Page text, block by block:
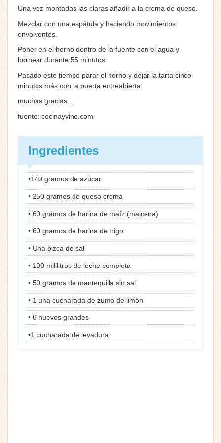
Una vez montadas las claras añadir a la crema de queso.
Mezclar con una espátula y haciendo movimientos
envolventes.
Poner en el horno dentro de la fuente con el agua y
hornear durante 55 minutos.
Pasado este tiempo parar el horno y dejar la tarta cinco
minutos más con la puerta entreabierta.
muchas gracias…
fuente: cocinayvino.com
Ingredientes
•140 gramos de azúcar
• 250 gramos de queso crema
• 60 gramos de harina de maíz (maicena)
• 60 gramos de harina de trigo
• Una pizca de sal
• 100 mililitros de leche completa
• 50 gramos de mantequilla sin sal
• 1 una cucharada de zumo de limón
• 6 huevos grandes
•1 cucharada de levadura